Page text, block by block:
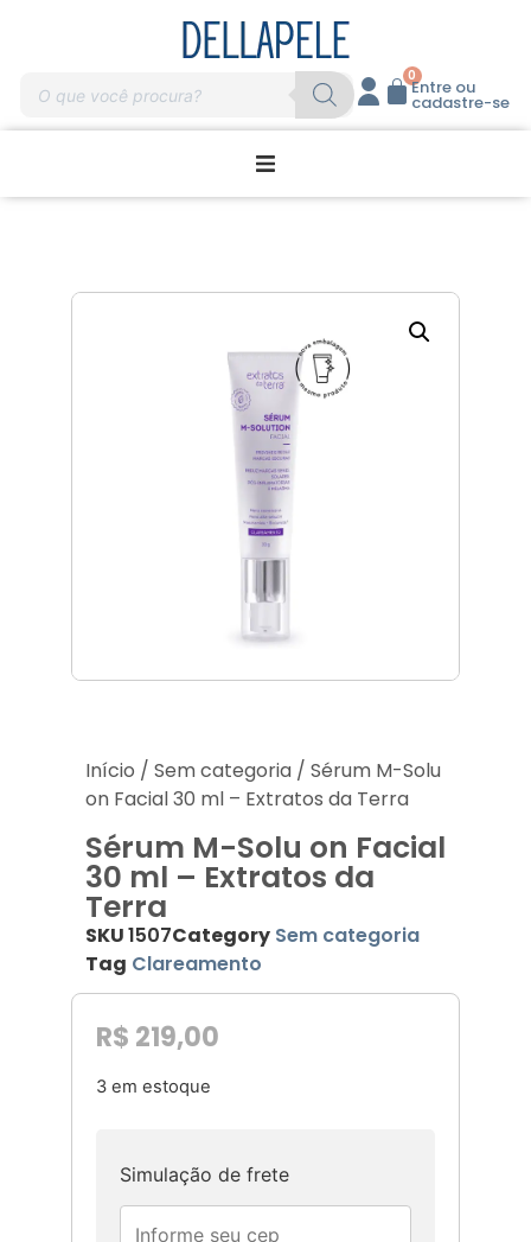
0
Entre ou
cadastre-se
Início / Sem categoria / Sérum M-Solu
on Facial 30 ml – Extratos da Terra
Sérum M-Solu on Facial
30 ml – Extratos da
Terra
SKU1507Category Sem categoria
Tag Clareamento
R$ 219,00
3 em estoque
Simulação de frete